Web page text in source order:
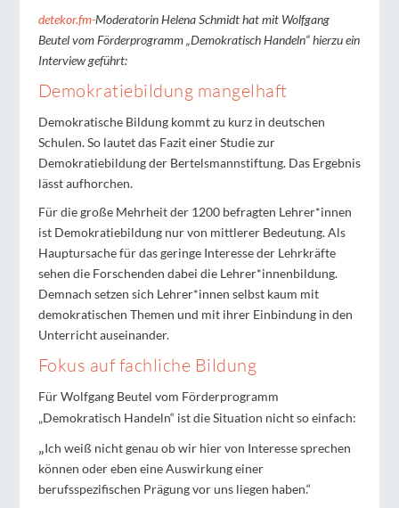
detekor.fm-Moderatorin Helena Schmidt hat mit Wolfgang
Beutel vom Förderprogramm „Demokratisch Handeln“ hierzu ein
Interview geführt:
Demokratiebildung mangelhaft
Demokratische Bildung kommt zu kurz in deutschen
Schulen. So lautet das Fazit einer Studie zur
Demokratiebildung der Bertelsmannstiftung. Das Ergebnis
lässt aufhorchen.
Für die große Mehrheit der 1200 befragten Lehrer*innen
ist Demokratiebildung nur von mittlerer Bedeutung. Als
Hauptursache für das geringe Interesse der Lehrkräfte
sehen die Forschenden dabei die Lehrer*innenbildung.
Demnach setzen sich Lehrer*innen selbst kaum mit
demokratischen Themen und mit ihrer Einbindung in den
Unterricht auseinander.
Fokus auf fachliche Bildung
Für Wolfgang Beutel vom Förderprogramm
„Demokratisch Handeln“ ist die Situation nicht so einfach:
„Ich weiß nicht genau ob wir hier von Interesse sprechen
können oder eben eine Auswirkung einer
berufsspezifischen Prägung vor uns liegen haben.“